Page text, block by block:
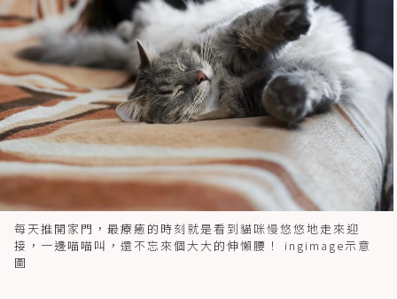
每天推開家門，最療癒的時刻就是看到貓咪慢悠悠地走來迎
接，一邊喵喵叫，還不忘來個大大的伸懶腰！ ingimage示意
圖